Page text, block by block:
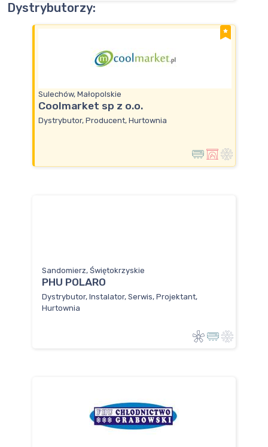
Dystrybutorzy:
Sulechów, Małopolskie
Coolmarket sp z o.o.
Dystrybutor, Producent, Hurtownia
Sandomierz, Świętokrzyskie
PHU POLARO
Dystrybutor, Instalator, Serwis, Projektant,
Hurtownia